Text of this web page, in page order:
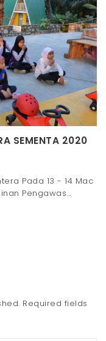
SEMENTA 2020
Pada 13 - 14 Mac
Pengawas...
Required fields